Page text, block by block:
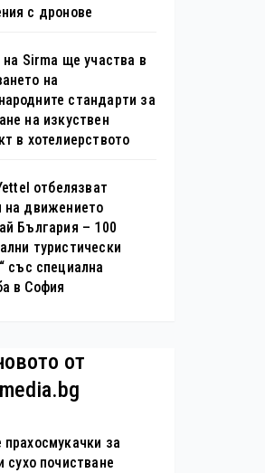
с дронове
на Sirma ще участва в
на
стандарти за
на изкуствен
в хотелиерството
отбелязват
на движението
България – 100
туристически
със специална
в София
от
прахосмукачки за
сухо почистване